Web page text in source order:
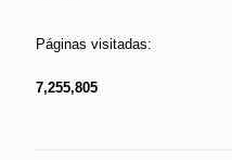
Páginas visitadas:
7,255,805